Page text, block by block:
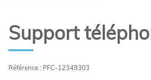
Référence : PFC-12349303
Support